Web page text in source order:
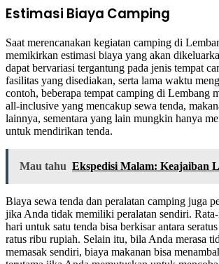
Estimasi Biaya Camping
Saat merencanakan kegiatan camping di
memikirkan estimasi biaya yang akan
dapat bervariasi tergantung pada jenis tempat
fasilitas yang disediakan, serta lama waktu
contoh, beberapa tempat camping di Lembang
all-inclusive yang mencakup sewa tenda,
lainnya, sementara yang lain mungkin hanya
untuk mendirikan tenda.
Mau tahu Ekspedisi Malam: Keajaiban
Biaya sewa tenda dan peralatan camping juga
jika Anda tidak memiliki peralatan sendiri.
hari untuk satu tenda bisa berkisar antara
ratus ribu rupiah. Selain itu, bila Anda merasa
memasak sendiri, biaya makanan bisa